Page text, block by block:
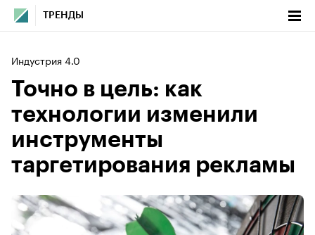
ТРЕНДЫ
Индустрия 4.0
Точно в цель: как
технологии изменили
инструменты
таргетирования рекламы